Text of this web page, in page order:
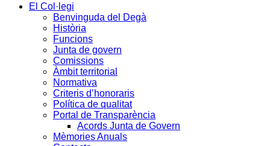
El Col·legi
Benvinguda del Degà
Història
Funcions
Junta de govern
Comissions
Àmbit territorial
Normativa
Criteris d’honoraris
Política de qualitat
Portal de Transparència
Acords Junta de Govern
Mèmories Anuals